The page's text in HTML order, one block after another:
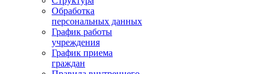
Обработка
персональных данных
График работы
учреждения
График приема
граждан